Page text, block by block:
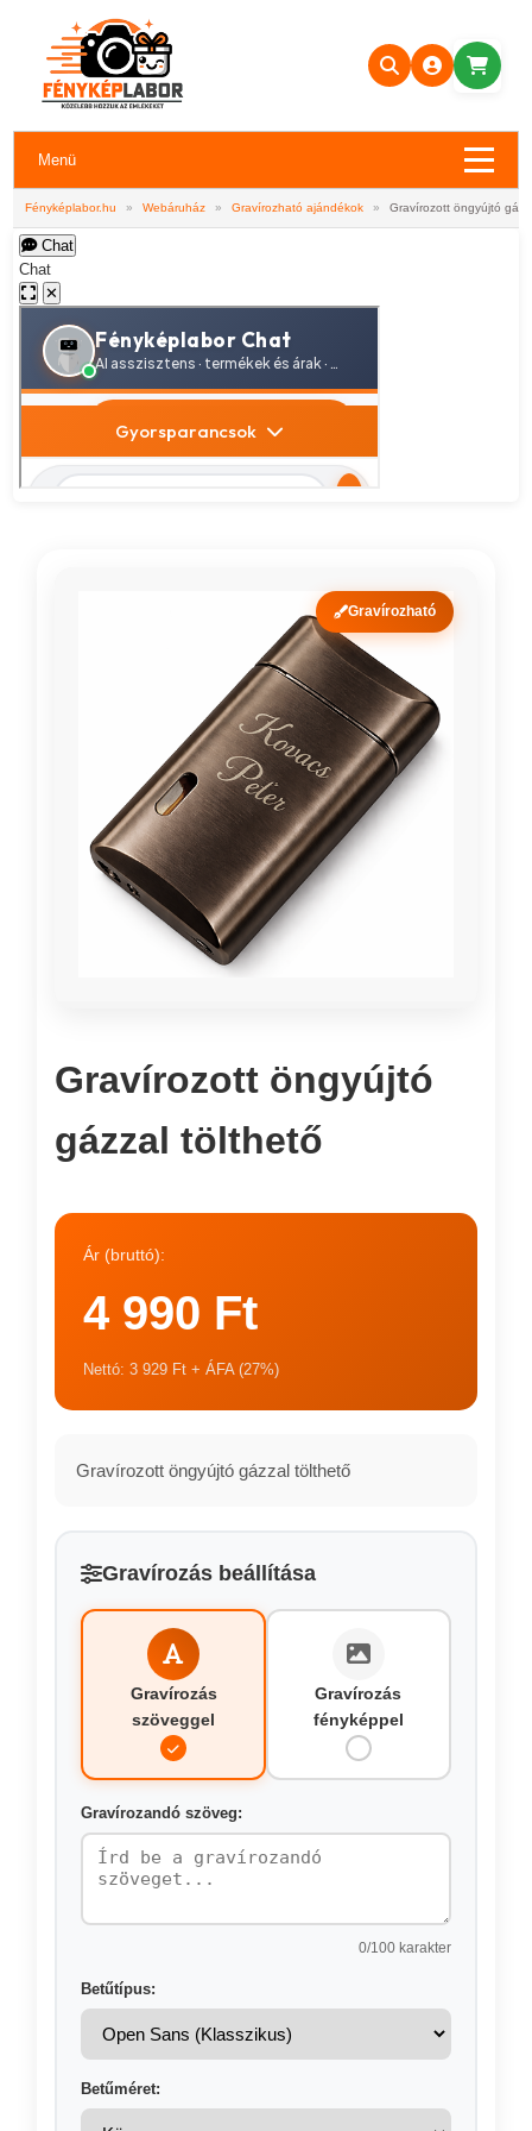
Menü
Fényképlabor.hu » Webáruház » Gravírozható ajándékok » Gravírozott öngyújtó
Chat
Chat
✕
Gravírozható
Gravírozott öngyújtó
gázzal tölthető
Ár (bruttó):
4 990 Ft
Nettó: 3 929 Ft + ÁFA (27%)
Gravírozott öngyújtó gázzal tölthető
Gravírozás beállítása
Gravírozás
szöveggel
Gravírozás
fényképpel
Gravírozandó szöveg:
0/100 karakter
Betűtípus:
Betűméret: